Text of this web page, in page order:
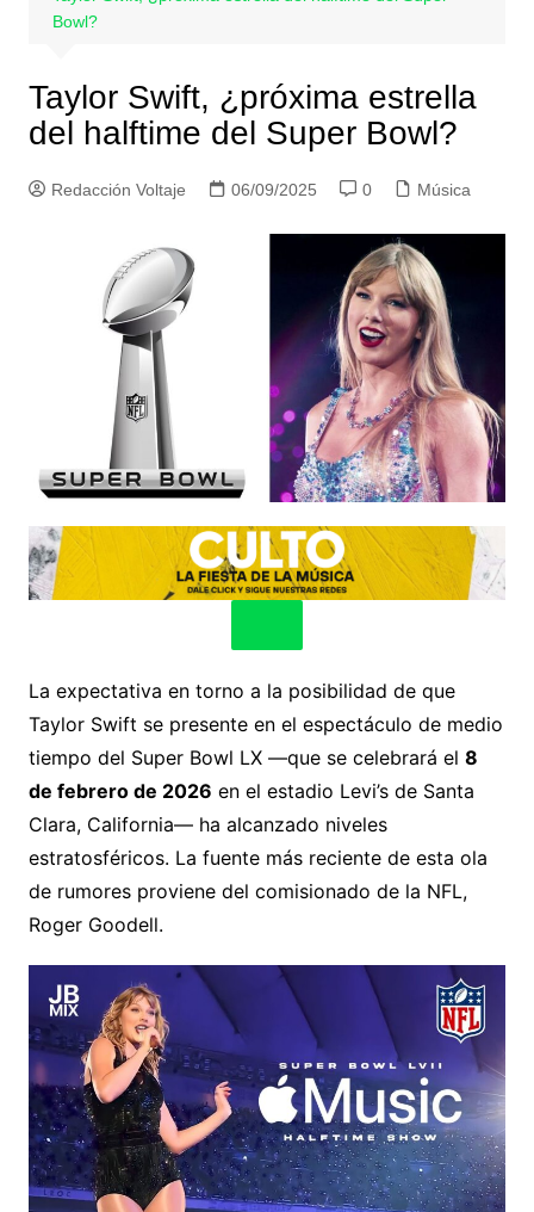
Bowl?
Taylor Swift, ¿próxima estrella
del halftime del Super Bowl?
Redacción Voltaje 06/09/2025 0 Música
La expectativa en torno a la posibilidad de que
Taylor Swift se presente en el espectáculo de medio
tiempo del Super Bowl LX —que se celebrará el 8
de febrero de 2026 en el estadio Levi’s de Santa
Clara, California— ha alcanzado niveles
estratosféricos. La fuente más reciente de esta ola
de rumores proviene del comisionado de la NFL,
Roger Goodell.